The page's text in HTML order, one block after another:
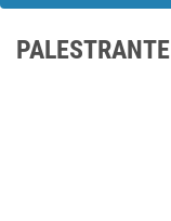
PALESTRANTE